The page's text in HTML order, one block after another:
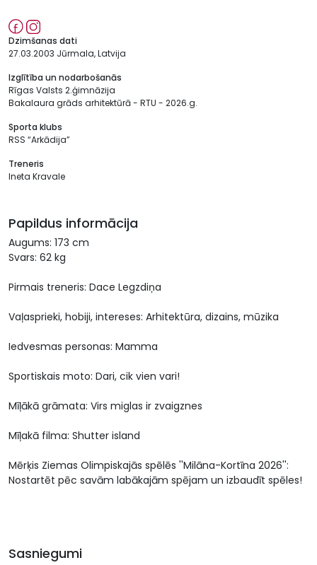
Dzimšanas dati
27.03.2003 Jūrmala, Latvija
Izglītība un nodarbošanās
Rīgas Valsts 2.ģimnāzija
Bakalaura grāds arhitektūrā - RTU - 2026.g.
Sporta klubs
RSS “Arkādija”
Treneris
Ineta Kravale
Papildus informācija
Augums: 173 cm
Svars: 62 kg
Pirmais treneris: Dace Legzdiņa
Vaļasprieki, hobiji, intereses: Arhitektūra, dizains, mūzika
Iedvesmas personas: Mamma
Sportiskais moto: Dari, cik vien vari!
Mīļākā grāmata: Virs miglas ir zvaigznes
Mīļakā filma: Shutter island
Mērķis Ziemas Olimpiskajās spēlēs ''Milāna-Kortīna 2026'':
Nostartēt pēc savām labākajām spējam un izbaudīt spēles!
Sasniegumi